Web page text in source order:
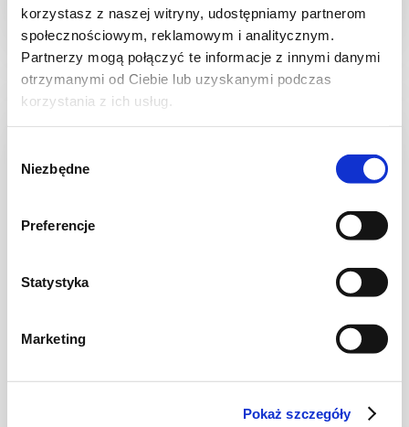
korzystasz z naszej witryny, udostępniamy partnerom
społecznościowym, reklamowym i analitycznym.
Partnerzy mogą połączyć te informacje z innymi danymi
otrzymanymi od Ciebie lub uzyskanymi podczas
korzystania z ich usług.
zgody
Niezbędne
Preferencje
Statystyka
Marketing
Pokaż szczegóły
20 min. 623 kcal 2
DESERY